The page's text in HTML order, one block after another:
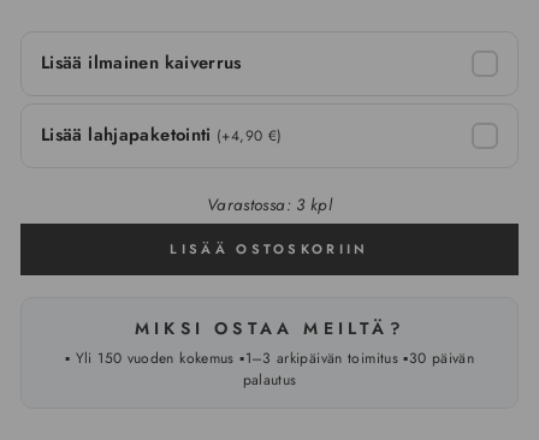
Lisää ilmainen kaiverrus
Lisää lahjapaketointi (+4,90 €)
Varastossa: 3 kpl
LISÄÄ OSTOSKORIIN
MIKSI OSTAA MEILTÄ?
▪️ Yli 150 vuoden kokemus ▪️1–3 arkipäivän toimitus ▪️30 päivän
palautus